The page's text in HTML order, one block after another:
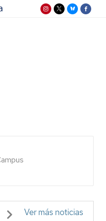
Ver más noticias